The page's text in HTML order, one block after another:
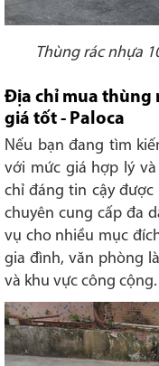
Thùng rác nhựa
Địa chỉ mua thùng
giá tốt - Paloca
Nếu bạn đang tìm
với mức giá hợp lý
chỉ đáng tin cậy được
chuyên cung cấp đa
vụ cho nhiều mục
gia đình, văn phòng
và khu vực công cộng.